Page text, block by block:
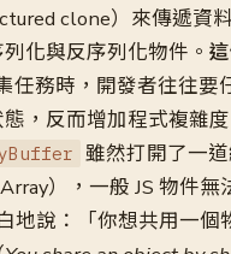
clone）來傳遞資
化與反序列化物件。
任務時，開發者往往要
，反而增加程式複雜度
雖然打開了一
），一般 JS 物件無
地說：「你想共用一個